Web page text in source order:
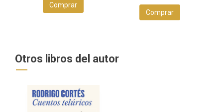
Comprar
Comprar
Otros libros del autor